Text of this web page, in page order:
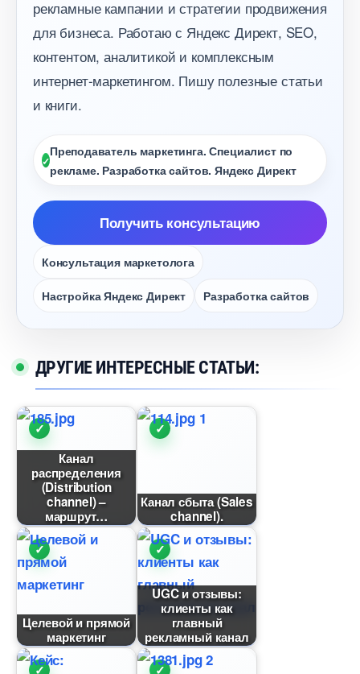
рекламные кампании и стратегии продвижения
для бизнеса. Работаю с Яндекс Директ, SEO,
контентом, аналитикой и комплексным
интернет-маркетингом. Пишу полезные статьи
и книги.
Преподаватель маркетинга. Специалист по
рекламе. Разработка сайтов. Яндекс Директ
Получить консультацию
Консультация маркетолога
Настройка Яндекс Директ Разработка сайто
ДРУГИЕ ИНТЕРЕСНЫЕ СТАТЬИ:
Канал
распределения
(Distribution
channel) –
маршрут
Канал сбыта (Sales
channel).
Целевой и прямой
маркетин
UGC и отзывы:
клиенты как
лавный
рекламный канал